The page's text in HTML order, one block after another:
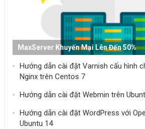
MaxServer Khuyến Mại Lên Đến 50%
Hướng dẫn cài đặt Varnish cấu hình
Nginx trên Centos 7
Hướng dẫn cài đặt Webmin trên
Hướng dẫn cài đặt WordPress với
Ubuntu 14